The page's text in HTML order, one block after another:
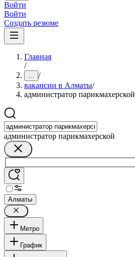
Войти
Войти
Создать резюме
Главная
/
... /
вакансии в Алматы/
администратор парикмахерской
администратор парикмахерской
Алматы
Метро
График